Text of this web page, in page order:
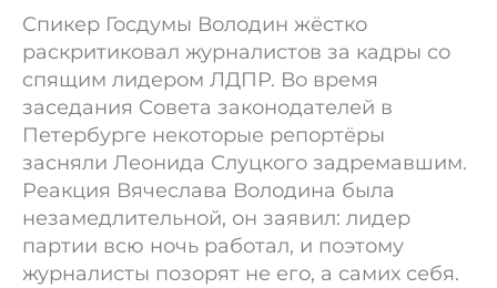
Спикер Госдумы Володин жёстко
раскритиковал журналистов за кадры со
спящим лидером ЛДПР. Во время
заседания Совета законодателей в
Петербурге некоторые репортёры
засняли Леонида Слуцкого задремавшим.
Реакция Вячеслава Володина была
незамедлительной, он заявил: лидер
партии всю ночь работал, и поэтому
журналисты позорят не его, а самих себя.